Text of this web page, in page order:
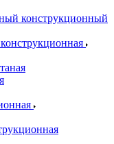
конструкционный